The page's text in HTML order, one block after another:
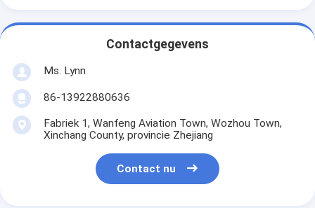
Contactgegevens
Ms. Lynn
86-13922880636
Fabriek 1, Wanfeng Aviation Town, Wozhou Town,
Xinchang County, provincie Zhejiang
Contact nu